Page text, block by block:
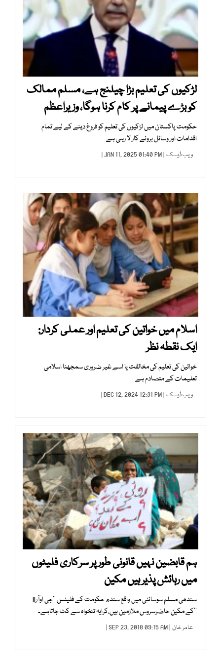
لڑکیوں کی تعلیم بڑا چیلنج ہے، مسلم ممالک
کو بڑے پیمانے پر کام کرنا ہوگا، وزیراعظم
حکومت پاکستان میں لڑکیوں کی تعلیم کو فروغ دینے کے لیے تمام
اقدامات اور وسائل بروئے کار لا رہی ہے
ویب ڈیسک | JAN 11, 2025 01:40 PM |
اسلام میں خواتین کی تعلیم اور عملی کردار:
ایک نقطہ نظر
خواتین کی تعلیم کی مخالفت یا اسے غیر ضروری سمجھنا اسلامی
تعلیمات کے متصادم ہے
ویب ڈیسک | DEC 12, 2024 12:31 PM |
ہم قابضین نہیں قانونی طور پر سرکاری فلیٹوں
میں رہائش پذیر ہیں مکین
سندھی مسلم سوسائٹی میں واقع سندھ حکومت کے فلیٹس ’’جی اوآرll
‘‘کے مکین حاضرسروس ملازمین ہیں،کرایہ تنخواہ سے کٹ جاتاہے۔
عامر خان